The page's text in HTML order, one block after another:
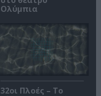
Ολύμπια
32οι Πλοές – Το